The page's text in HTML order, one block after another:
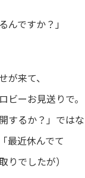
んですか？」
が来て、
ビーお見送りで。
するか？」では
最近休んでて
りでしたが）